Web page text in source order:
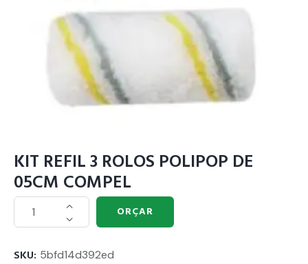
KIT REFIL 3 ROLOS POLIPOP DE
05CM COMPEL
ORÇAR
SKU: 5bfd14d392ed